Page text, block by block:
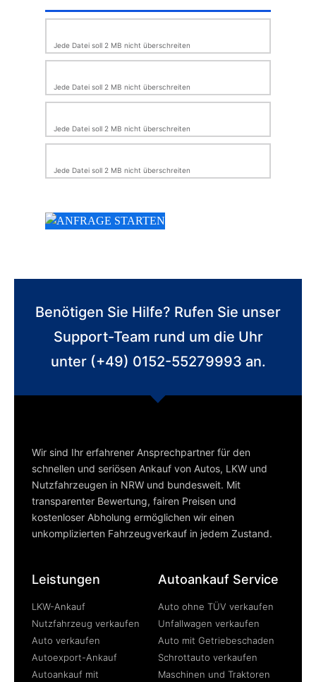
Jede Datei soll 2 MB nicht überschreiten
Jede Datei soll 2 MB nicht überschreiten
Jede Datei soll 2 MB nicht überschreiten
Jede Datei soll 2 MB nicht überschreiten
Benötigen Sie Hilfe? Rufen Sie unser
Support-Team rund um die Uhr
unter (+49) 0152-55279993 an.
Wir sind Ihr erfahrener Ansprechpartner für den
schnellen und seriösen Ankauf von Autos, LKW und
Nutzfahrzeugen in NRW und bundesweit. Mit
transparenter Bewertung, fairen Preisen und
kostenloser Abholung ermöglichen wir einen
unkomplizierten Fahrzeugverkauf in jedem Zustand.
Leistungen
LKW-Ankauf
Nutzfahrzeug verkaufen
Auto verkaufen
Autoexport-Ankauf
Autoankauf mit
Autoankauf Service
Auto ohne TÜV verkaufen
Unfallwagen verkaufen
Auto mit Getriebeschaden
Schrottauto verkaufen
Maschinen und Traktoren